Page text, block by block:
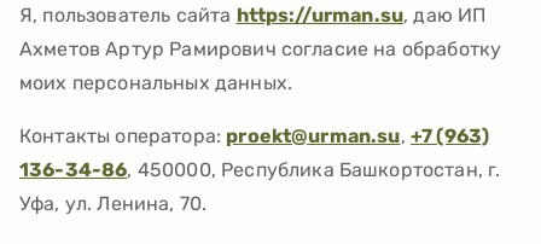
Я, пользователь сайта https://urman.su, даю ИП
Ахметов Артур Рамирович согласие на обработку
моих персональных данных.
Контакты оператора: proekt@urman.su, +7 (963)
136-34-86, 450000, Республика Башкортостан, г.
Уфа, ул. Ленина, 70.